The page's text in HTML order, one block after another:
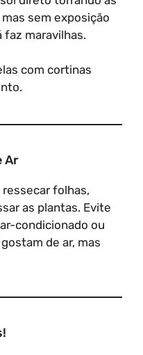
sem exposição
faz maravilhas.
com cortinas
Ar
folhas,
as plantas. Evite
condicionado ou
de ar, mas